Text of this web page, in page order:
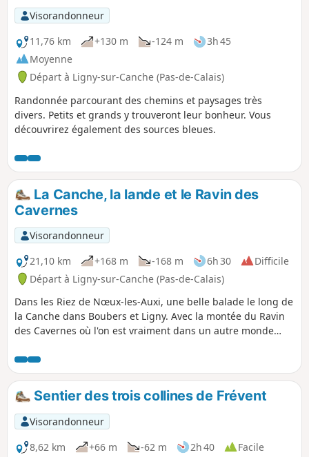
Visorandonneur
11,76 km
+130 m -124 m
3h 45
Moyenne
Départ à Ligny-sur-Canche (Pas-de-Calais)
Randonnée parcourant des chemins et paysages très
divers. Petits et grands y trouveront leur bonheur. Vous
découvrirez également des sources bleues.
La Canche, la lande et le Ravin des
Cavernes
Visorandonneur
21,10 km
+168 m -168 m 6h 30
Difficile
Départ à Ligny-sur-Canche (Pas-de-Calais)
Dans les Riez de Nœux-les-Auxi, une belle balade le long de
la Canche dans Boubers et Ligny. Avec la montée du Ravin
des Cavernes où l'on est vraiment dans un autre monde
devenant très difficile en période humide dans le riez et le
ravin.
Sentier des trois collines de Frévent
Visorandonneur
8,62 km
+66 m -62 m 2h 40
Facile